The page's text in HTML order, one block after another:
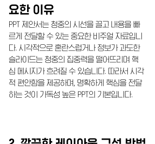
요한 이유
PPT 제안서는 청중의 시선을 끌고 내용을 빠
르게 전달할 수 있는 중요한 비주얼 자료입니
다. 시각적으로 혼란스럽거나 정보가 과도한
슬라이드는 청중의 집중력을 떨어뜨리며 핵
심 메시지가 흐려질 수 있습니다. 따라서 시각
적 편안함을 제공하며, 명확하게 핵심을 전달
하는 것이 가독성 높은 PPT의 기본입니다.